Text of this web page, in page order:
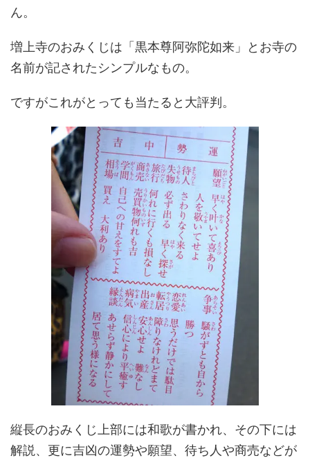
ん。
増上寺のおみくじは「黒本尊阿弥陀如来」とお寺の
名前が記されたシンプルなもの。
ですがこれがとっても当たると大評判。
縦長のおみくじ上部には和歌が書かれ、その下には
解説、更に吉凶の運勢や願望、待ち人や商売などが